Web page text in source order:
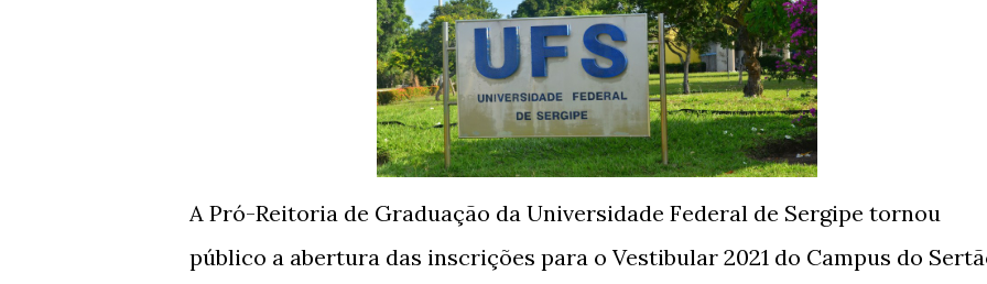
A Pró-Reitoria de Graduação da Universidade Federal de Sergipe tornou
público a abertura das inscrições para o Vestibular 2021 do Campus do